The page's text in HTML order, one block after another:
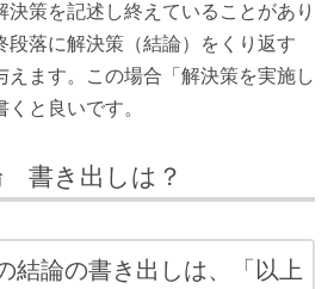
決策を記述し終えていることがあり
段落に解決策（結論）をくり返す
えます。この場合「解決策を実施し
と良いです。
書き出しは？
結論の書き出しは、「以上